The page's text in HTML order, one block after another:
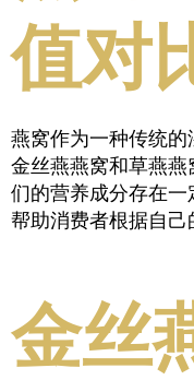
值对
燕窝作为一种传统的
金丝燕燕窝和草燕
们的营养成分存在
帮助消费者根据自己
金丝